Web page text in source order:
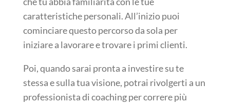
caratteristiche personali. All’inizio puoi
cominciare questo percorso da sola per
iniziare a lavorare e trovare i primi clienti.
Poi, quando sarai pronta a investire su te
stessa e sulla tua visione, potrai rivolgerti a un
professionista di coaching per correre più